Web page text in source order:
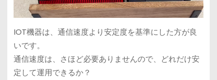
IOT機器は、通信速度より安定度を基準にした方が良
いです。
通信速度は、さほど必要ありませんので、どれだけ安
定して運用できるか？